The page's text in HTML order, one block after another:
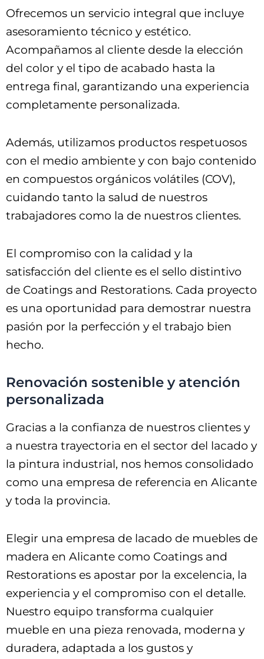
Ofrecemos un servicio integral que incluye
asesoramiento técnico y estético.
Acompañamos al cliente desde la elección
del color y el tipo de acabado hasta la
entrega final, garantizando una experiencia
completamente personalizada.
Además, utilizamos productos respetuosos
con el medio ambiente y con bajo contenido
en compuestos orgánicos volátiles (COV),
cuidando tanto la salud de nuestros
trabajadores como la de nuestros clientes.
El compromiso con la calidad y la
satisfacción del cliente es el sello distintivo
de Coatings and Restorations. Cada proyecto
es una oportunidad para demostrar nuestra
pasión por la perfección y el trabajo bien
hecho.
Renovación sostenible y atención
personalizada
Gracias a la confianza de nuestros clientes y
a nuestra trayectoria en el sector del lacado y
la pintura industrial, nos hemos consolidado
como una empresa de referencia en Alicante
y toda la provincia.
Elegir una empresa de lacado de muebles de
madera en Alicante como Coatings and
Restorations es apostar por la excelencia, la
experiencia y el compromiso con el detalle.
Nuestro equipo transforma cualquier
mueble en una pieza renovada, moderna y
duradera, adaptada a los gustos y